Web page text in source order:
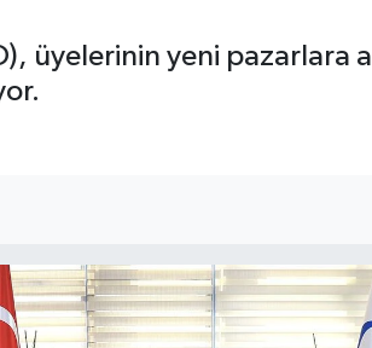
üyelerinin yeni pazarlara